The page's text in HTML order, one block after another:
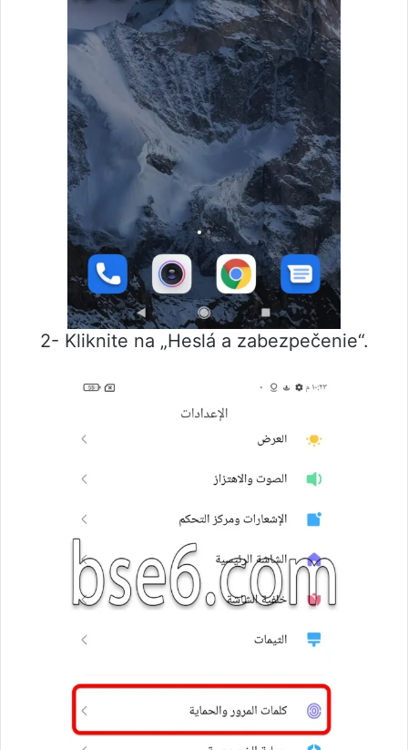
2- Kliknite na „Heslá a zabezpečenie“.